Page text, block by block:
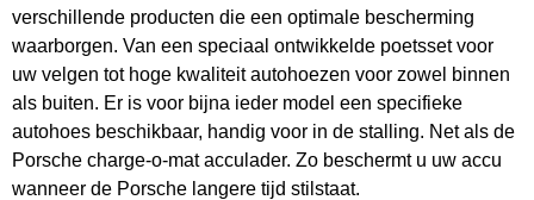
verschillende producten die een optimale bescherming
waarborgen. Van een speciaal ontwikkelde poetsset voor
uw velgen tot hoge kwaliteit autohoezen voor zowel binnen
als buiten. Er is voor bijna ieder model een specifieke
autohoes beschikbaar, handig voor in de stalling. Net als de
Porsche charge-o-mat acculader. Zo beschermt u uw accu
wanneer de Porsche langere tijd stilstaat.